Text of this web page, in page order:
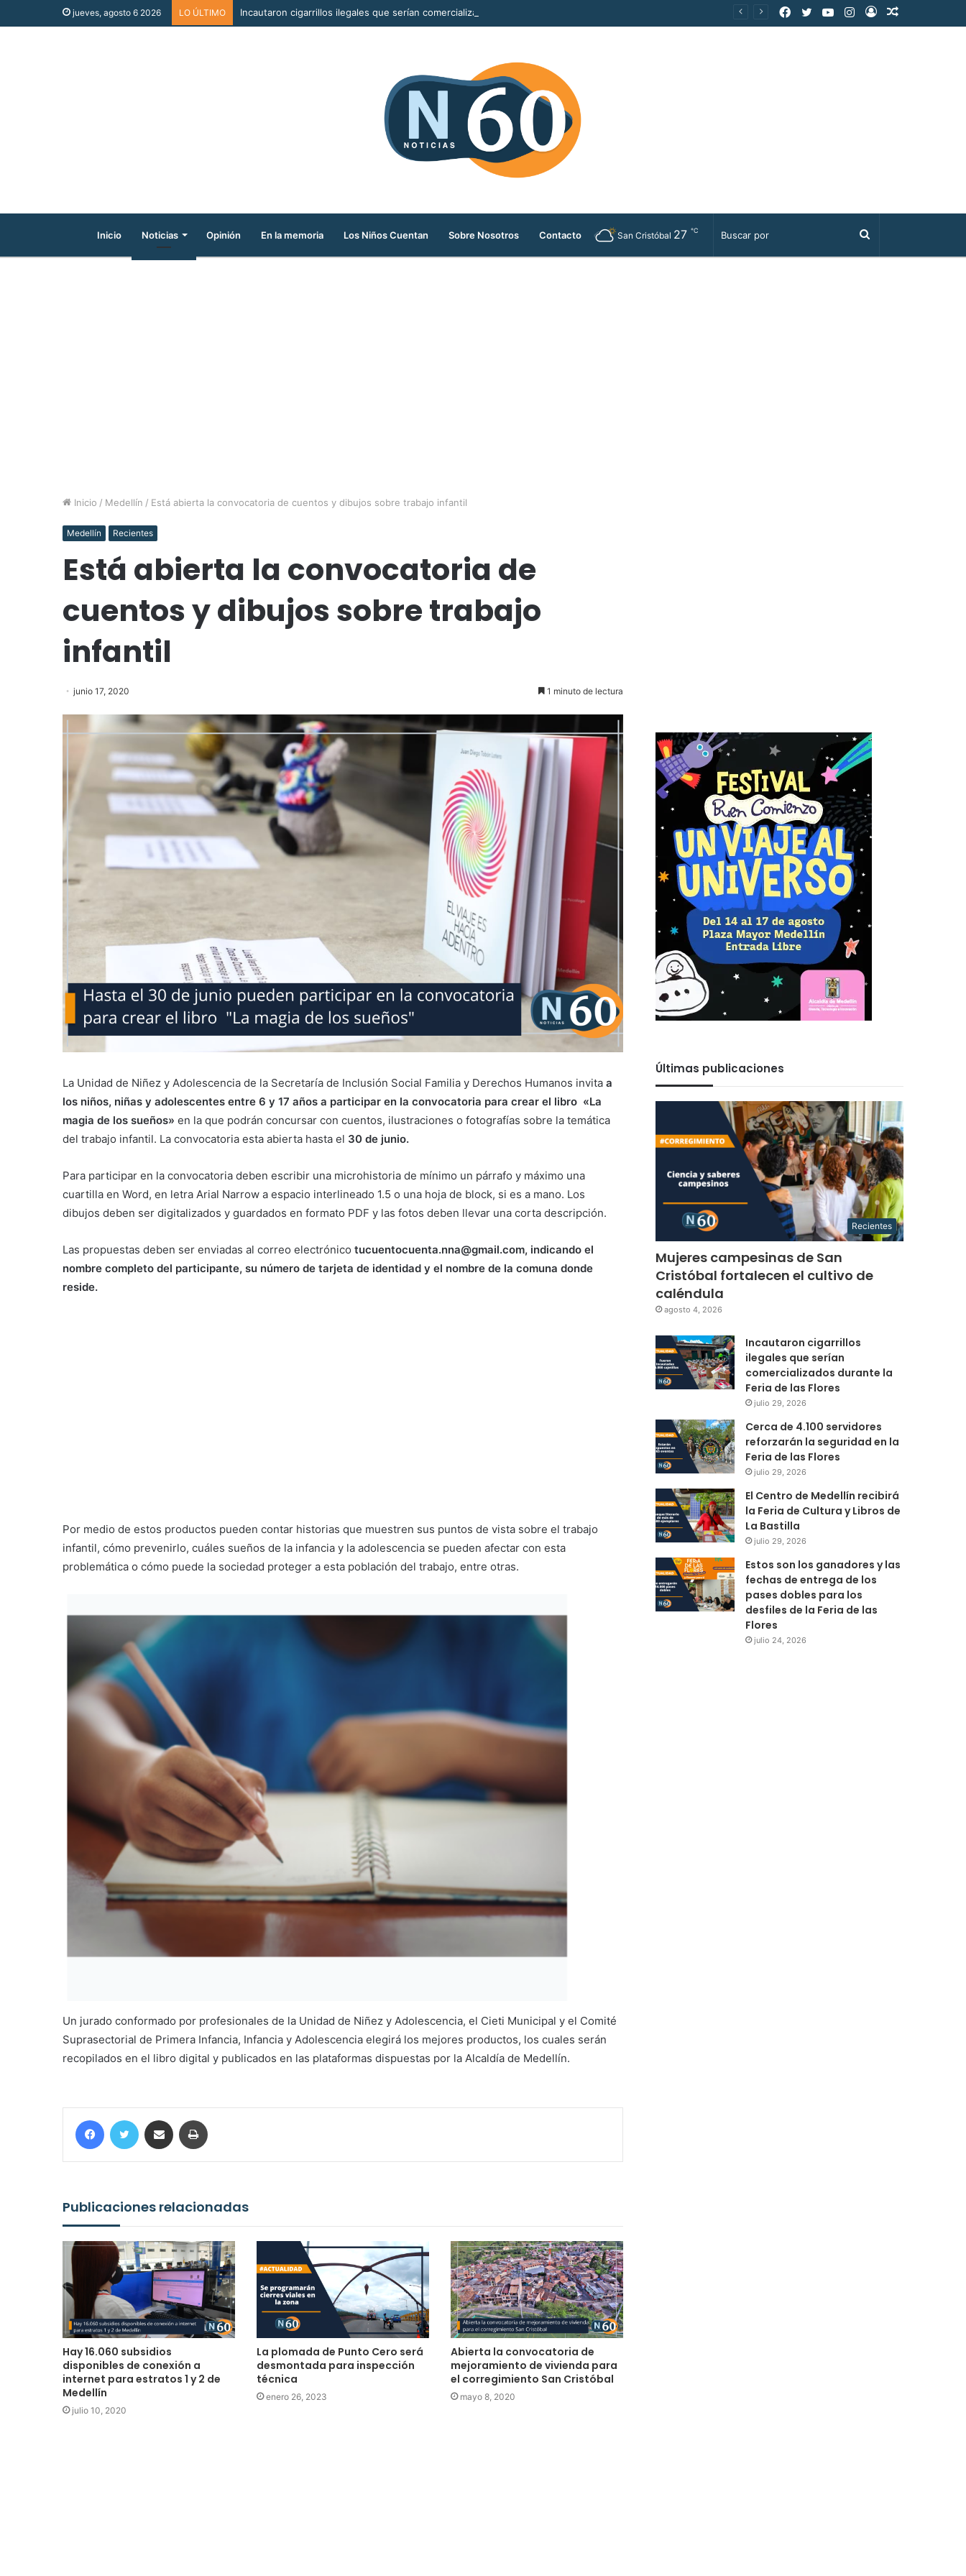
jueves, agosto 6 2026 LO ÚLTIMO Incautaron cigarrillos ilegales que serían comercializados durante la Feria de las Flores
Publicación
Acceso
Instagram
YouTube
Twitter
Facebook
Inicio Noticias Opinión En la memoria Los Niños Cuentan Sobre Nosotros Contacto Buscar
San Cristóbal 27 ℃
Inicio / Medellín / Está abierta la convocatoria de cuentos y dibujos sobre trabajo infantil
Medellín Recientes
Está abierta la convocatoria de
cuentos y dibujos sobre trabajo
infantil
junio 17, 2020 1 minuto de lectura
La Unidad de Niñez y Adolescencia de la Secretaría de Inclusión Social Familia y Derechos Humanos invita a
los niños, niñas y adolescentes entre 6 y 17 años a participar en la convocatoria para crear el libro «La
magia de los sueños» en la que podrán concursar con cuentos, ilustraciones o fotografías sobre la temática
del trabajo infantil. La convocatoria esta abierta hasta el 30 de junio.
Para participar en la convocatoria deben escribir una microhistoria de mínimo un párrafo y máximo una
cuartilla en Word, en letra Arial Narrow a espacio interlineado 1.5 o una hoja de block, si es a mano. Los
dibujos deben ser digitalizados y guardados en formato PDF y las fotos deben llevar una corta descripción.
Las propuestas deben ser enviadas al correo electrónico tucuentocuenta.nna@gmail.com, indicando el
nombre completo del participante, su número de tarjeta de identidad y el nombre de la comuna donde
reside.
Por medio de estos productos pueden contar historias que muestren sus puntos de vista sobre el trabajo
infantil, cómo prevenirlo, cuáles sueños de la infancia y la adolescencia se pueden afectar con esta
problemática o cómo puede la sociedad proteger a esta población del trabajo, entre otras.
Un jurado conformado por profesionales de la Unidad de Niñez y Adolescencia, el Cieti Municipal y el Comité
Suprasectorial de Primera Infancia, Infancia y Adolescencia elegirá los mejores productos, los cuales serán
recopilados en el libro digital y publicados en las plataformas dispuestas por la Alcaldía de Medellín.
FacebookTwitter Compartir por correo electrónico
Publicaciones relacionadas
Hay 16.060 subsidios
disponibles de conexión a
internet para estratos 1 y 2 de
Medellín
julio 10, 2020
La plomada de Punto Cero será
desmontada para inspección
técnica
enero 26, 2023
Abierta la convocatoria de
mejoramiento de vivienda para
el corregimiento San Cristóbal
mayo 8, 2020
Últimas publicaciones
Recientes
Mujeres campesinas de San
Cristóbal fortalecen el cultivo de
caléndula
agosto 4, 2026
Incautaron cigarrillos
ilegales que serían
comercializados durante la
Feria de las Flores
julio 29, 2026
Cerca de 4.100 servidores
reforzarán la seguridad en la
Feria de las Flores
julio 29, 2026
El Centro de Medellín recibirá
la Feria de Cultura y Libros de
La Bastilla
julio 29, 2026
Estos son los ganadores y las
fechas de entrega de los
pases dobles para los
desfiles de la Feria de las
Flores
julio 24, 2026